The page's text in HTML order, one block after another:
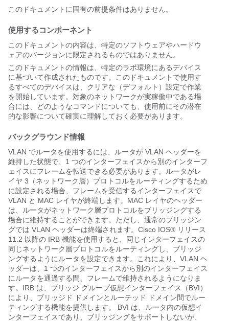
このドキュメントに固有の前提条件はありません。
使用するコンポーネント
このドキュメントの内容は、特定のソフトウェアやハードウ
ェアのバージョンに限定されるものではありません。
このドキュメントの情報は、特定のラボ環境にあるデバイス
に基づいて作成されたものです。このドキュメントで使用す
るすべてのデバイスは、クリアな（デフォルト）設定で作業
を開始しています。対象のネットワークが実稼働中である場
合には、どのようなコマンドについても、使用前にその潜在
的な影響について確実に理解しておく必要があります。
バックグラウンド情報
VLAN でルータを使用するには、ルータが VLAN ヘッダーを
維持した状態で、1 つのインターフェイスから別のインターフ
ェイスにフレームを転送できる必要があります。ルータがレ
イヤ 3（ネットワーク層）プロトコルをルーティングするため
に設定される場合、フレームを受信するインターフェイスで
VLAN と MAC レイヤが終端します。MAC レイヤのヘッダー
は、ルータがネットワーク層プロトコルをブリッジングする
場合に維持することができます。ただし、通常のブリッジン
グでは VLAN ヘッダーは終端されます。Cisco IOS® リリース
11.2 以降の IRB 機能を使用すると、同じインターフェイスの
同じネットワーク層プロトコルをルーティングし、ブリッジ
ングするようにルータを設定できます。これにより、VLAN ヘ
ッダーは、1 つのインターフェイスから別のインターフェイス
にルータを通過する間、フレームで維持されるようになりま
す。IRB は、ブリッジ グループ仮想インターフェイス（BVI）
により、ブリッジド ドメインとルーテッド ドメイン間でルー
ティングする機能を提供します。 BVI は、ルータ内の仮想イ
ンターフェイスであり、ブリッジングをサポートしないが、